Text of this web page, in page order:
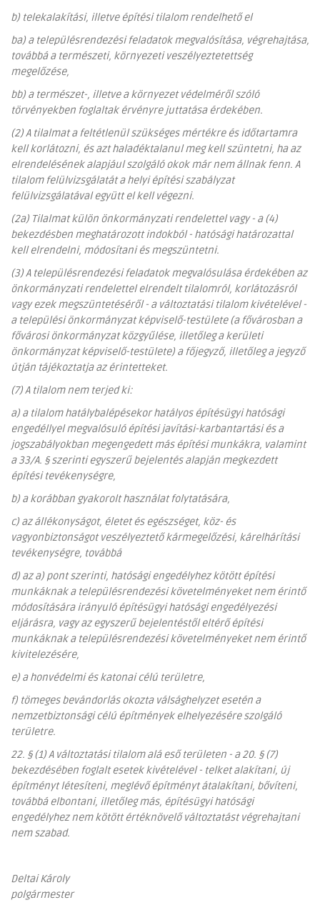
b) telekalakítási, illetve építési tilalom rendelhető el
ba) a településrendezési feladatok megvalósítása, végrehajtása,
továbbá a természeti, környezeti veszélyeztetettség
megelőzése,
bb) a természet-, illetve a környezet védelméről szóló
törvényekben foglaltak érvényre juttatása érdekében.
(2) A tilalmat a feltétlenül szükséges mértékre és időtartamra
kell korlátozni, és azt haladéktalanul meg kell szüntetni, ha az
elrendelésének alapjául szolgáló okok már nem állnak fenn. A
tilalom felülvizsgálatát a helyi építési szabályzat
felülvizsgálatával együtt el kell végezni.
(2a) Tilalmat külön önkormányzati rendelettel vagy - a (4)
bekezdésben meghatározott indokból - hatósági határozattal
kell elrendelni, módosítani és megszüntetni.
(3) A településrendezési feladatok megvalósulása érdekében az
önkormányzati rendelettel elrendelt tilalomról, korlátozásról
vagy ezek megszüntetéséről - a változtatási tilalom kivételével -
a települési önkormányzat képviselő-testülete (a fővárosban a
fővárosi önkormányzat közgyűlése, illetőleg a kerületi
önkormányzat képviselő-testülete) a főjegyző, illetőleg a jegyző
útján tájékoztatja az érintetteket.
(7) A tilalom nem terjed ki:
a) a tilalom hatálybalépésekor hatályos építésügyi hatósági
engedéllyel megvalósuló építési javítási-karbantartási és a
jogszabályokban megengedett más építési munkákra, valamint
a 33/A. § szerinti egyszerű bejelentés alapján megkezdett
építési tevékenységre,
b) a korábban gyakorolt használat folytatására,
c) az állékonyságot, életet és egészséget, köz- és
vagyonbiztonságot veszélyeztető kármegelőzési, kárelhárítási
tevékenységre, továbbá
d) az a) pont szerinti, hatósági engedélyhez kötött építési
munkáknak a településrendezési követelményeket nem érintő
módosítására irányuló építésügyi hatósági engedélyezési
eljárásra, vagy az egyszerű bejelentéstől eltérő építési
munkáknak a településrendezési követelményeket nem érintő
kivitelezésére,
e) a honvédelmi és katonai célú területre,
f) tömeges bevándorlás okozta válsághelyzet esetén a
nemzetbiztonsági célú építmények elhelyezésére szolgáló
területre.
22. § (1) A változtatási tilalom alá eső területen - a 20. § (7)
bekezdésében foglalt esetek kivételével - telket alakítani, új
építményt létesíteni, meglévő építményt átalakítani, bővíteni,
továbbá elbontani, illetőleg más, építésügyi hatósági
engedélyhez nem kötött értéknövelő változtatást végrehajtani
nem szabad.
Deltai Károly
polgármester